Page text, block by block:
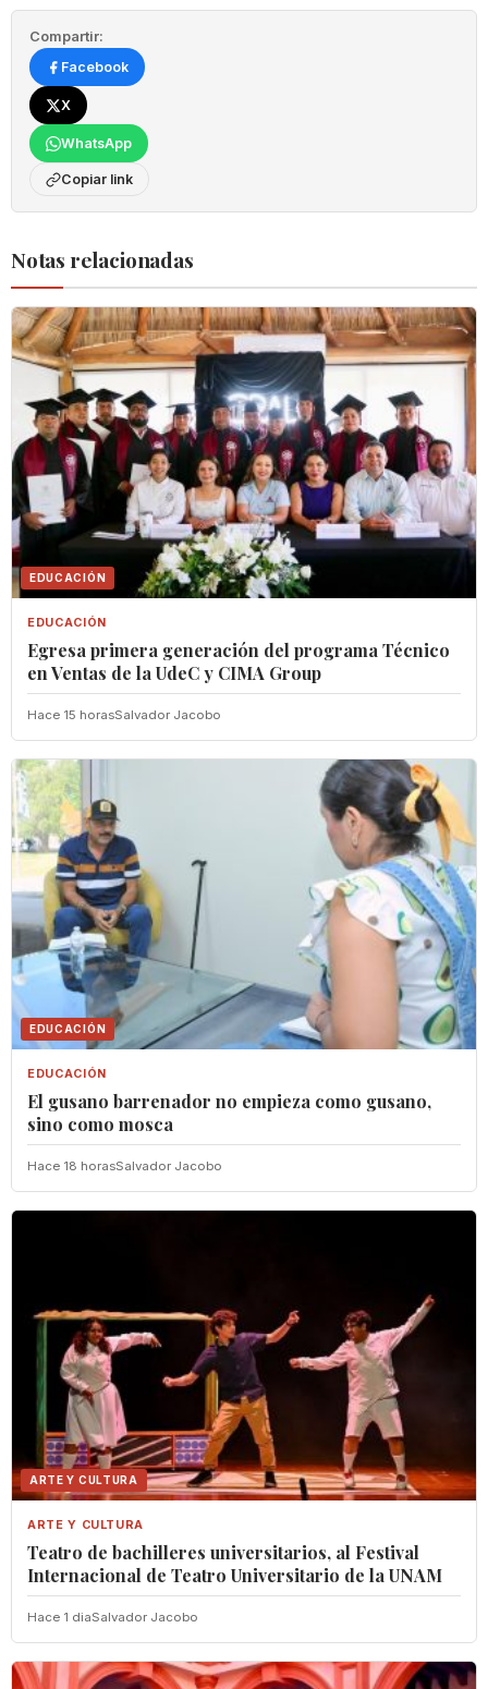
Compartir:
Facebook
X
WhatsApp
Copiar link
Notas relacionadas
EDUCACIÓN
EDUCACIÓN
Egresa primera generación del programa Técnico
en Ventas de la UdeC y CIMA Group
Hace 15 horasSalvador Jacobo
EDUCACIÓN
EDUCACIÓN
El gusano barrenador no empieza como gusano,
sino como mosca
Hace 18 horasSalvador Jacobo
ARTE Y CULTURA
ARTE Y CULTURA
Teatro de bachilleres universitarios, al Festival
Internacional de Teatro Universitario de la UNAM
Hace 1 diaSalvador Jacobo